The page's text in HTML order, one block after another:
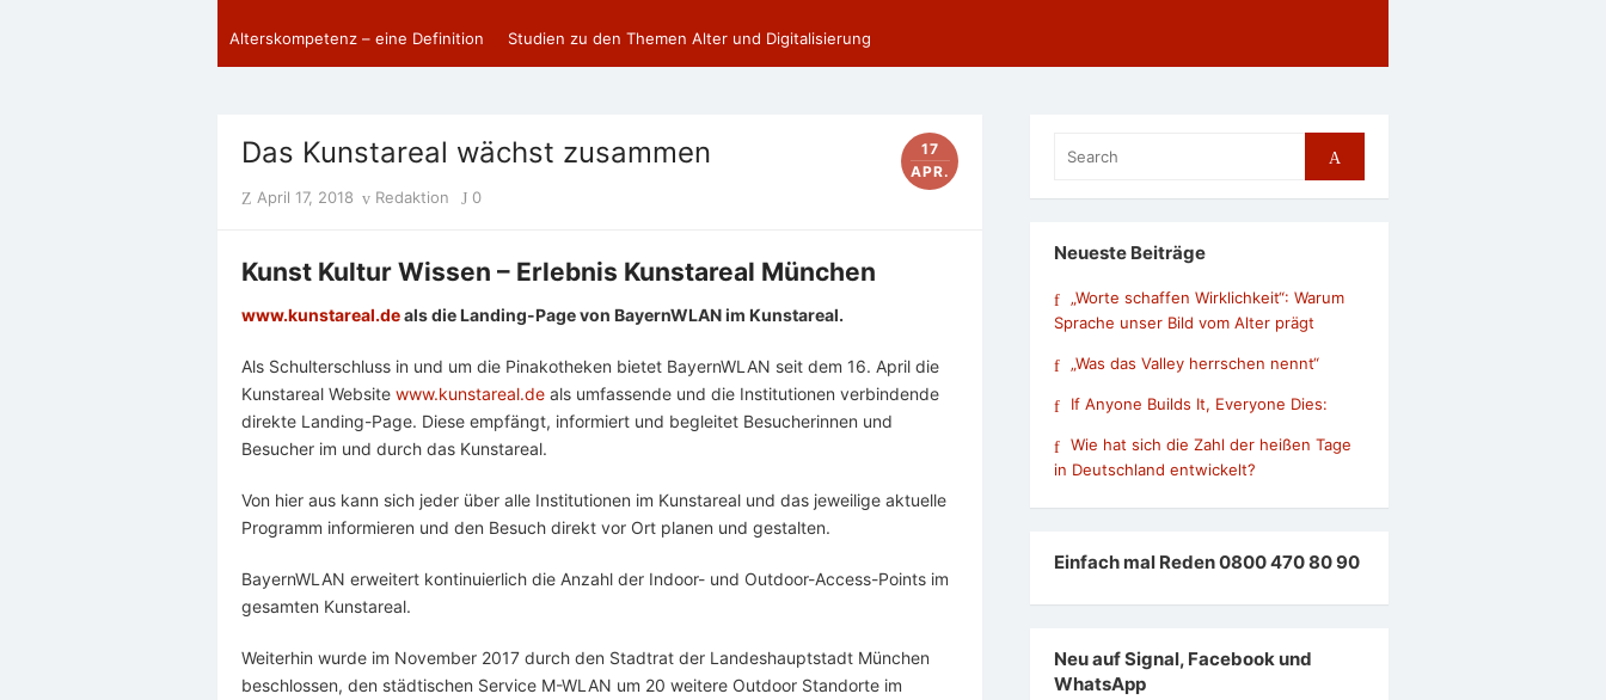
Alterskompetenz – eine Definition Studien zu den Themen Alter und Digitalisierung
Das Kunstareal wächst zusammen
17
APR.
Posted
April 17, 2018 Author
Redaktion 0
Kunst Kultur Wissen – Erlebnis Kunstareal München
www.kunstareal.deals die Landing-Page von BayernWLAN im Kunstareal.
Als Schulterschluss in und um die Pinakotheken bietet BayernWLAN seit dem 16. April die
Kunstareal Website www.kunstareal.de als umfassende und die Institutionen verbindende
direkte Landing-Page. Diese empfängt, informiert und begleitet Besucherinnen und
Besucher im und durch das Kunstareal.
Von hier aus kann sich jeder über alle Institutionen im Kunstareal und das jeweilige aktuelle
Programm informieren und den Besuch direkt vor Ort planen und gestalten.
BayernWLAN erweitert kontinuierlich die Anzahl der Indoor- und Outdoor-Access-Points im
gesamten Kunstareal.
Weiterhin wurde im November 2017 durch den Stadtrat der Landeshauptstadt München
beschlossen, den städtischen Service M-WLAN um 20 weitere Outdoor Standorte im
for:
Search
Neueste Beiträge
„Worte schaffen Wirklichkeit“: Warum
Sprache unser Bild vom Alter prägt
„Was das Valley herrschen nennt“
If Anyone Builds It, Everyone Dies:
Wie hat sich die Zahl der heißen Tage
in Deutschland entwickelt?
Einfach mal Reden 0800 470 80 90
Neu auf Signal, Facebook und
WhatsApp